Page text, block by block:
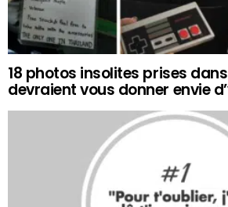
18 photos insolites prises
devraient vous donner envie